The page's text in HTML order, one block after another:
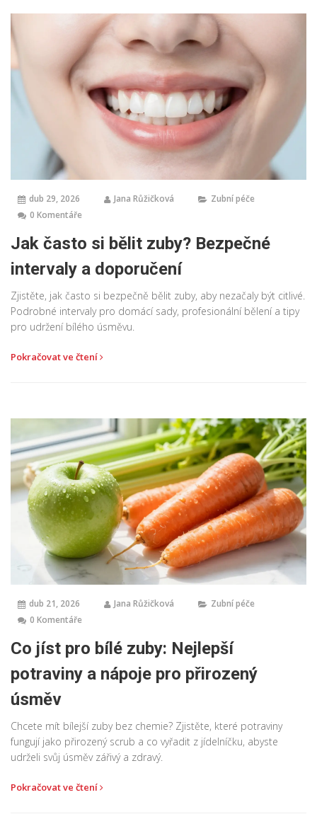
dub 29, 2026 Jana Růžičková
Zubní péče
0 Komentáře
Jak často si bělit zuby? Bezpečné
intervaly a doporučení
Zjistěte, jak často si bezpečně bělit zuby, aby nezačaly být citlivé.
Podrobné intervaly pro domácí sady, profesionální bělení a tipy
pro udržení bílého úsměvu.
Pokračovat ve čtení
dub 21, 2026 Jana Růžičková
Zubní péče
0 Komentáře
Co jíst pro bílé zuby: Nejlepší
potraviny a nápoje pro přirozený
úsměv
Chcete mít bílejší zuby bez chemie? Zjistěte, které potraviny
fungují jako přirozený scrub a co vyřadit z jídelníčku, abyste
udrželi svůj úsměv zářivý a zdravý.
Pokračovat ve čtení